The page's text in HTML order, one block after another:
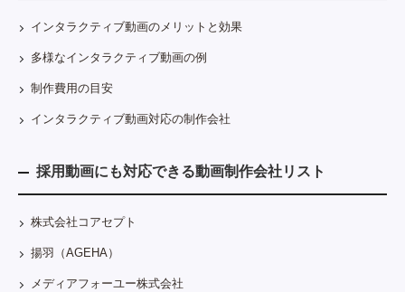
インタラクティブ動画のメリットと効果
多様なインタラクティブ動画の例
制作費用の目安
インタラクティブ動画対応の制作会社
採用動画にも対応できる動画制作会社リスト
株式会社コアセプト
揚羽（AGEHA）
メディアフォーユー株式会社